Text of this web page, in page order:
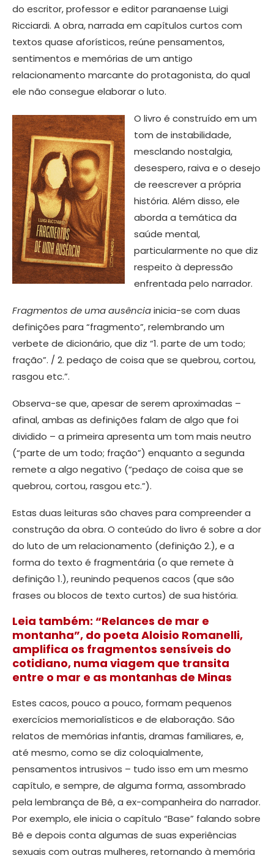
do escritor, professor e editor paranaense Luigi
Ricciardi. A obra, narrada em capítulos curtos com
textos quase aforísticos, reúne pensamentos,
sentimentos e memórias de um antigo
relacionamento marcante do protagonista, do qual
ele não consegue elaborar o luto.
O livro é construído em um
tom de instabilidade,
mesclando nostalgia,
desespero, raiva e o desejo
de reescrever a própria
história. Além disso, ele
aborda a temática da
saúde mental,
particularmente no que diz
respeito à depressão
enfrentada pelo narrador.
Fragmentos de uma ausênciainicia-se com duas
definições para “fragmento”, relembrando um
verbete de dicionário, que diz “1. parte de um todo;
fração”. / 2. pedaço de coisa que se quebrou, cortou,
rasgou etc.”.
Observa-se que, apesar de serem aproximadas –
afinal, ambas as definições falam de algo que foi
dividido – a primeira apresenta um tom mais neutro
(“parte de um todo; fração”) enquanto a segunda
remete a algo negativo (“pedaço de coisa que se
quebrou, cortou, rasgou etc.”).
Estas duas leituras são chaves para compreender a
construção da obra. O conteúdo do livro é sobre a dor
do luto de um relacionamento (definição 2.), e a
forma do texto é fragmentária (o que remete à
definição 1.), reunindo pequenos cacos (que são
frases ou blocos de texto curtos) de sua história.
Leia também: “Relances de mar e
montanha”, do poeta Aloisio Romanelli,
amplifica os fragmentos sensíveis do
cotidiano, numa viagem que transita
entre o mar e as montanhas de Minas
Estes cacos, pouco a pouco, formam pequenos
exercícios memorialísticos e de elaboração. São
relatos de memórias infantis, dramas familiares, e,
até mesmo, como se diz coloquialmente,
pensamentos intrusivos – tudo isso em um mesmo
capítulo, e sempre, de alguma forma, assombrado
pela lembrança de Bê, a ex-companheira do narrador.
Por exemplo, ele inicia o capítulo “Base” falando sobre
Bê e depois conta algumas de suas experiências
sexuais com outras mulheres, retornando à memória